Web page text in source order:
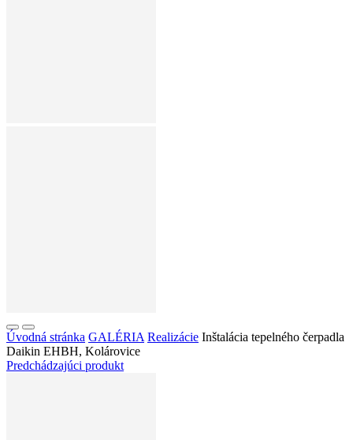
Úvodná stránka GALÉRIA Realizácie Inštalácia tepelného čerpadla
Daikin EHBH, Kolárovice
Predchádzajúci produkt